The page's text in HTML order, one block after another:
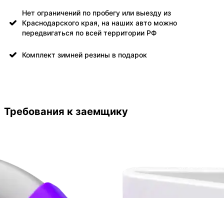
Нет ограничений по пробегу или выезду из
Краснодарского края, на наших авто можно
передвигаться по всей территории РФ
Комплект зимней резины в подарок
Требования к заемщику